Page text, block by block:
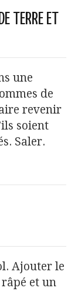
TERRE ET
une
de
revenir
soient
Saler.
Ajouter le
et un